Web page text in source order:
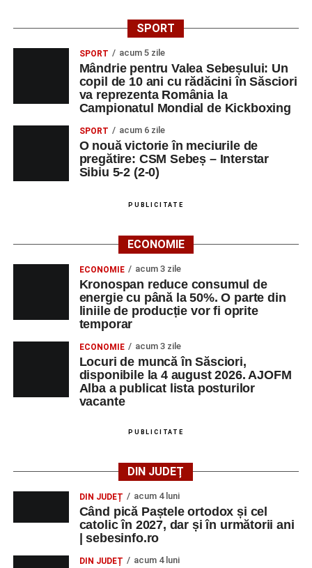
valorile creștin-ortodoxe și pe formarea caracterului
formativă a Mănăstirii Oașa, Sinaxa își propune să
sprijine profesorii în regăsirea motivației interioare,
oferindu-le nu doar instrumente metodice actuale, ci și
contexte de sprijin reciproc, colaborare și reconectare la
vocația pedagogică autentică.
Ultimele știri din Sebeș
Zilele Municipiului Sebeș 2026: zece zile de
spectacole, filme, sport și evenimente culturale, la
festivalul „Armonii în Sebeș”. Programul complet
Primăria Sebeș a decis să reducă intensitatea
iluminatului public pe timpul nopții, în contextul
apelului la economii al Guvernului Bolojan
cea de-a III-a ediție a concursului „CicloAventurier
SPORT
SPORT acum 5 zile
Mândrie pentru Valea Sebeșului: Un
copil de 10 ani cu rădăcini în Săsciori
va reprezenta România la
Campionatul Mondial de Kickboxing
SPORT acum 6 zile
O nouă victorie în meciurile de
pregătire: CSM Sebeș – Interstar
Sibiu 5-2 (2-0)
PUBLICITATE
ECONOMIE
ECONOMIE acum 3 zile
Kronospan reduce consumul de
energie cu până la 50%. O parte din
liniile de producție vor fi oprite
temporar
ECONOMIE acum 3 zile
Locuri de muncă în Săsciori,
disponibile la 4 august 2026. AJOFM
Alba a publicat lista posturilor
vacante
PUBLICITATE
DIN JUDEȚ
DIN JUDEȚ acum 4 luni
Când pică Paștele ortodox și cel
catolic în 2027, dar și în următorii ani
| sebesinfo.ro
DIN JUDEȚ acum 4 luni